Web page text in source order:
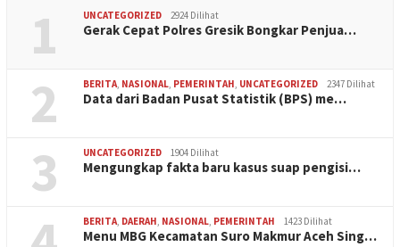
1 UNCATEGORIZED 2924 Dilihat
Gerak Cepat Polres Gresik Bongkar Penjua…
2 BERITA, NASIONAL, PEMERINTAH, UNCATEGORIZED 2347 Dilihat
Data dari Badan Pusat Statistik (BPS) me…
3 UNCATEGORIZED 1904 Dilihat
Mengungkap fakta baru kasus suap pengisi…
BERITA, DAERAH, NASIONAL, PEMERINTAH 1423 Dilihat
Menu MBG Kecamatan Suro Makmur Aceh Sing…